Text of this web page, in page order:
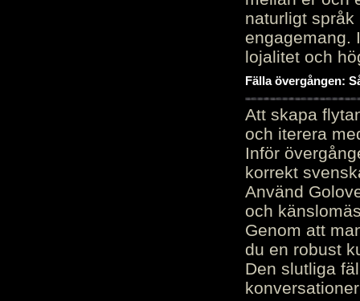
naturligt
engagemang.
lojalitet och
Fälla övergången:
Att skapa
och iterera
Inför
korrekt
Använd
och
Genom att
du en robust
Den slutliga